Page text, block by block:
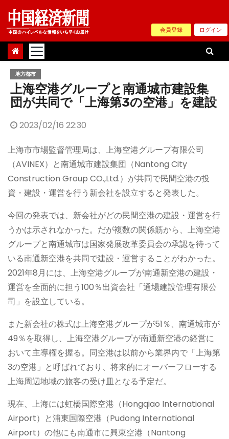
Skip
content
会員登録 ログイン
地方都市
上海空港グループと南通城市建設集
団が共同で「上海第3の空港」を建設
2023/02/16 22:30
上海市市場監督管理局は、上海空港グループ有限公司
（AVINEX）と南通城市建設集団（Nantong City
Construction Group CO.,Ltd.）が共同で民間空港の投
資・建設・運営を行う新会社を設立すると発表した。
今回の発表では、新会社がどの民間空港の建設・運営を行
うかは示されなかった。だが複数の関係筋から、上海空港
グループと南通城市は国家発展改革委員会の承認を待って
いる南通新空港を共同で建設・運営することがわかった。
2021年8月には、上海空港グループが南通新空港の建設・
運営を全面的に担う100％出資会社「通場建設管理有限公
司」を設立している。
また新会社の株式は上海空港グループが51％、南通城市が
49％を取得し、上海空港グループが南通新空港の経営に
おいて主導権を握る。同空港は以前から業界内で「上海第
3の空港」と呼ばれており、将来的にオーバーフローする
上海周辺地域の旅客の受け皿となる予定だ。
現在、上海には虹橋国際空港（Hongqiao International
Airport）と浦東国際空港（Pudong International
Airport）の他にも南通市に興東空港（Nantong